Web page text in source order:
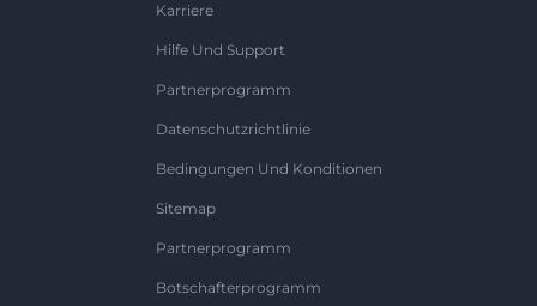
Karriere
Hilfe Und Support
Partnerprogramm
Datenschutzrichtlinie
Bedingungen Und Konditionen
Sitemap
Partnerprogramm
Botschafterprogramm